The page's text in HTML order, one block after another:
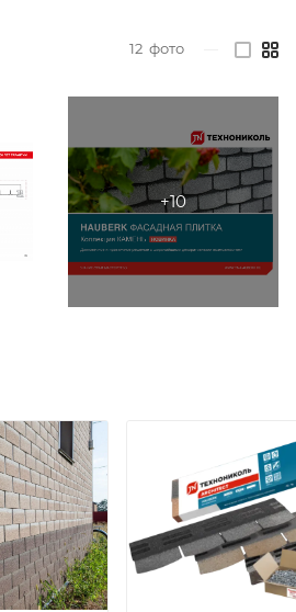
12 фото